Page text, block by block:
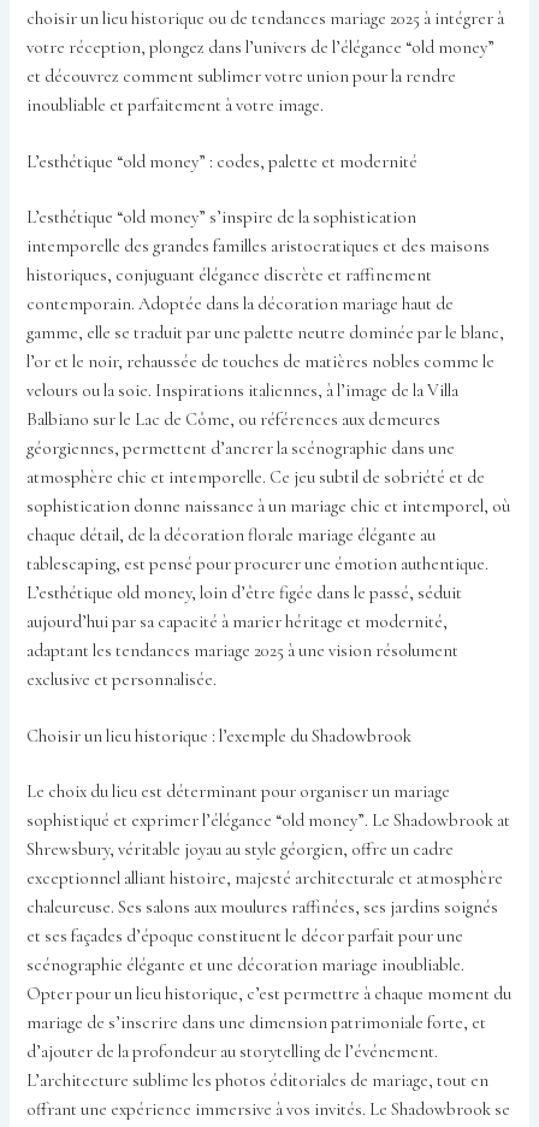
choisir un lieu historique ou de tendances mariage 2025 à intégrer à
votre réception, plongez dans l’univers de l’élégance “old money”
et découvrez comment sublimer votre union pour la rendre
inoubliable et parfaitement à votre image.
L’esthétique “old money” : codes, palette et modernité
L’esthétique “old money” s’inspire de la sophistication
intemporelle des grandes familles aristocratiques et des maisons
historiques, conjuguant élégance discrète et raffinement
contemporain. Adoptée dans la décoration mariage haut de
gamme, elle se traduit par une palette neutre dominée par le blanc,
l’or et le noir, rehaussée de touches de matières nobles comme le
velours ou la soie. Inspirations italiennes, à l’image de la Villa
Balbiano sur le Lac de Côme, ou références aux demeures
géorgiennes, permettent d’ancrer la scénographie dans une
atmosphère chic et intemporelle. Ce jeu subtil de sobriété et de
sophistication donne naissance à un mariage chic et intemporel, où
chaque détail, de la décoration florale mariage élégante au
tablescaping, est pensé pour procurer une émotion authentique.
L’esthétique old money, loin d’être figée dans le passé, séduit
aujourd’hui par sa capacité à marier héritage et modernité,
adaptant les tendances mariage 2025 à une vision résolument
exclusive et personnalisée.
Choisir un lieu historique : l’exemple du Shadowbrook
Le choix du lieu est déterminant pour organiser un mariage
sophistiqué et exprimer l’élégance “old money”. Le Shadowbrook at
Shrewsbury, véritable joyau au style géorgien, offre un cadre
exceptionnel alliant histoire, majesté architecturale et atmosphère
chaleureuse. Ses salons aux moulures raffinées, ses jardins soignés
et ses façades d’époque constituent le décor parfait pour une
scénographie élégante et une décoration mariage inoubliable.
Opter pour un lieu historique, c’est permettre à chaque moment du
mariage de s’inscrire dans une dimension patrimoniale forte, et
d’ajouter de la profondeur au storytelling de l’événement.
L’architecture sublime les photos éditoriales de mariage, tout en
offrant une expérience immersive à vos invités. Le Shadowbrook se